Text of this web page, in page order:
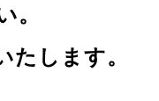
。
たします。